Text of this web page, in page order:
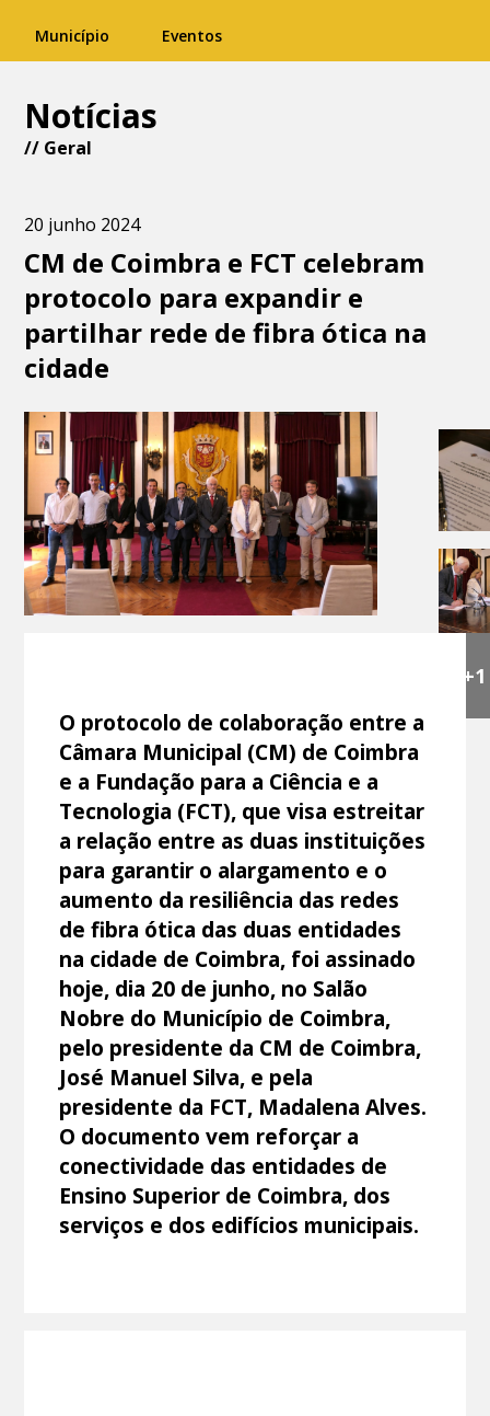
Município Eventos
Notícias
// Geral
20 junho 2024
CM de Coimbra e FCT celebram
protocolo para expandir e
partilhar rede de fibra ótica na
cidade
+1
O protocolo de colaboração entre a
Câmara Municipal (CM) de Coimbra
e a Fundação para a Ciência e a
Tecnologia (FCT), que visa estreitar
a relação entre as duas instituições
para garantir o alargamento e o
aumento da resiliência das redes
de fibra ótica das duas entidades
na cidade de Coimbra, foi assinado
hoje, dia 20 de junho, no Salão
Nobre do Município de Coimbra,
pelo presidente da CM de Coimbra,
José Manuel Silva, e pela
presidente da FCT, Madalena Alves.
O documento vem reforçar a
conectividade das entidades de
Ensino Superior de Coimbra, dos
serviços e dos edifícios municipais.